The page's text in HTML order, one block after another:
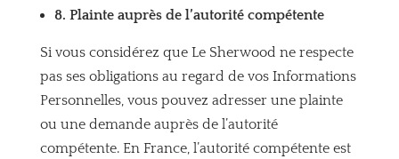
8. Plainte auprès de l’autorité compétente
Si vous considérez que Le Sherwood ne respecte
pas ses obligations au regard de vos Informations
Personnelles, vous pouvez adresser une plainte
ou une demande auprès de l’autorité
compétente. En France, l’autorité compétente est